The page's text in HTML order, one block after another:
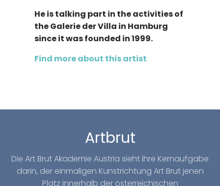
He is talking part in the activities of
the Galerie der Villa in Hamburg
since it was founded in 1999.
Find more about this artist
Artbrut
Die Art Brut Akademie Austria sieht ihre Kernaufgabe
darin, der einmaligen Kunstrichtung Art Brut jenen
Platz innerhalb der österreichischen